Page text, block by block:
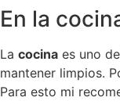
En la
La cocina es uno
mantener limpios.
Para esto mi